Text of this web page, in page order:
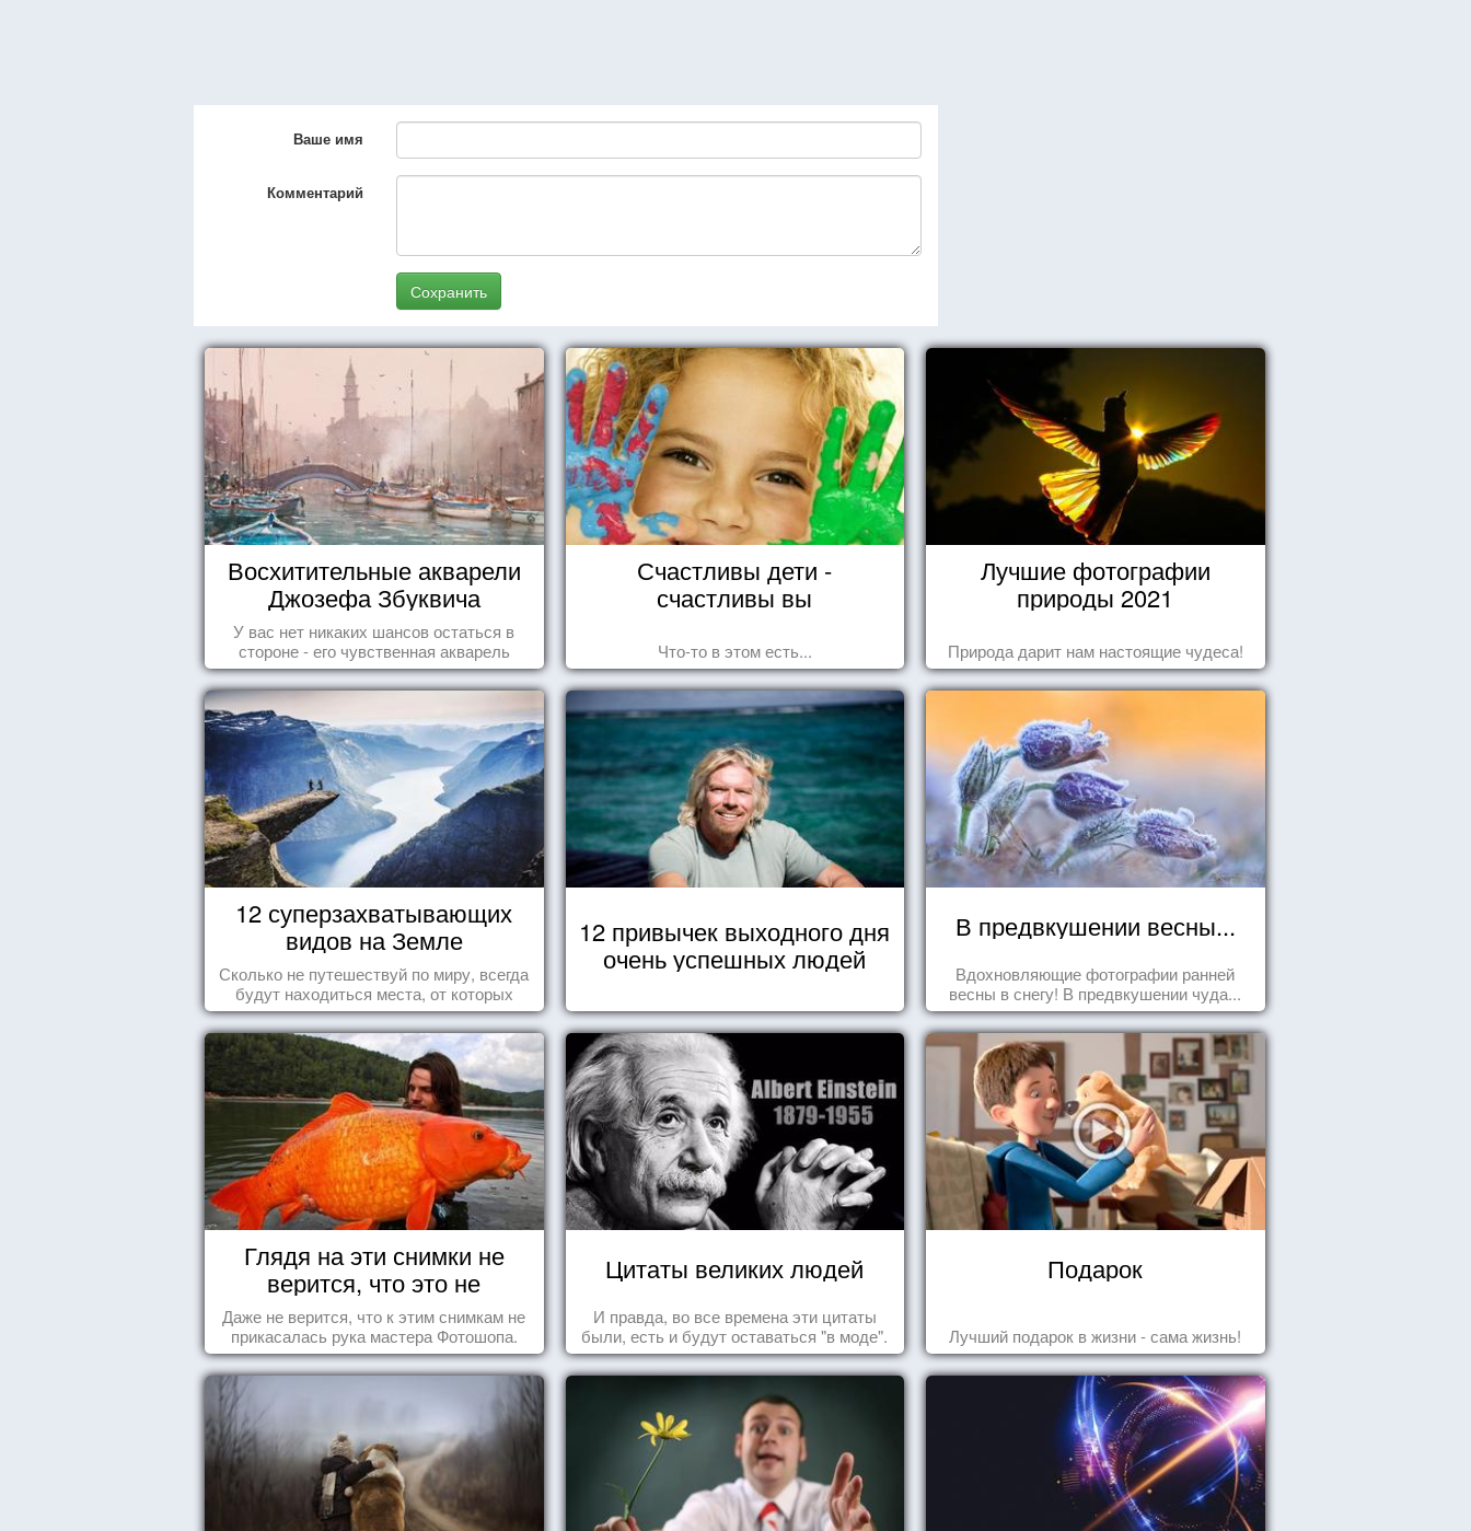
Ваше имя
Комментарий
Сохранить
Восхитительные акварели
Джозефа Збуквича
У вас нет никаких шансов остаться в
стороне - его чувственная акварель
покорила жителей всего мира.
Счастливы дети -
счастливы вы
Что-то в этом есть...
Лучшие фотографии
природы 2021
Природа дарит нам настоящие чудеса!
12 суперзахватывающих
видов на Земле
Сколько не путешествуй по миру, всегда
будут находиться места, от которых
перехватывает дух и кружится голова...
12 привычек выходного дня
очень успешных людей
В предвкушении весны...
Вдохновляющие фотографии ранней
весны в снегу! В предвкушении чуда...
Глядя на эти снимки не
верится, что это не
Фотошоп!
Даже не верится, что к этим снимкам не
прикасалась рука мастера Фотошопа.
Цитаты великих людей
И правда, во все времена эти цитаты
были, есть и будут оставаться "в моде".
Подарок
Лучший подарок в жизни - сама жизнь!